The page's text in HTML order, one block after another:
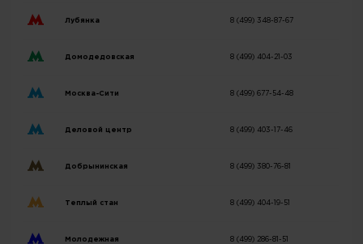
Лубянка 8 (499) 348-87-67
Домодедовская 8 (499) 404-21-03
Москва-Сити 8 (499) 677-54-48
Деловой центр 8 (499) 403-17-46
Добрынинская 8 (499) 380-76-81
Теплый стан 8 (499) 404-19-51
Молодежная 8 (499) 286-81-51